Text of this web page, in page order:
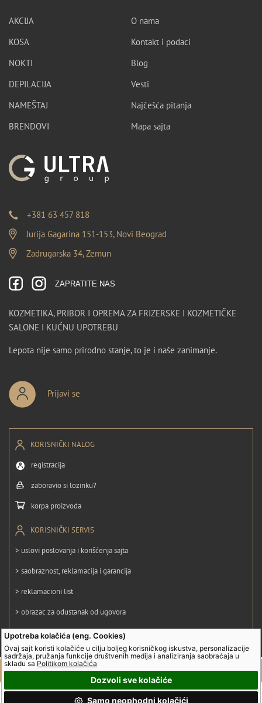
Upotreba kolačića (eng. Cookies)
Ovaj sajt koristi kolačiće u cilju boljeg korisničkog iskustva, personalizacije
sadržaja, pružanja funkcije društvenih medija i analiziranja saobraćaja u
skladu sa Politikom kolačića
Dozvoli sve kolačiće
Samo neophodni kolačići
AKCIJA
KOSA
NOKTI
DEPILACIJA
NAMEŠTAJ
BRENDOVI
O nama
Kontakt i podaci
Blog
Vesti
Najčešća pitanja
Mapa sajta
+381 63 457 818
Jurija Gagarina 151-153, Novi Beograd
Zadrugarska 34, Zemun
ZAPRATITE NAS
KOZMETIKA, PRIBOR I OPREMA ZA FRIZERSKE I KOZMETIČKE
SALONE I KUĆNU UPOTREBU
Lepota nije samo prirodno stanje, to je i naše zanimanje.
Prijavi se
KORISNIČKI NALOG
registracija
zaboravio si lozinku?
korpa proizvoda
KORISNIČKI SERVIS
> uslovi poslovanja i korišćenja sajta
> saobraznost, reklamacija i garancija
> reklamacioni list
> obrazac za odustanak od ugovora
> politika privatnosti
> politika kolačića
© UltraGroup. Sva prava su zadržana.